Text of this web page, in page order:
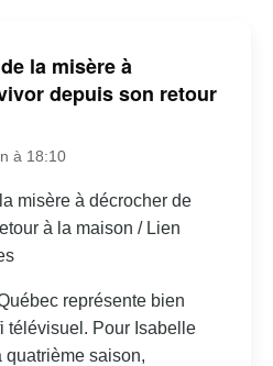
la misère à
depuis son retour
à 18:10
misère à décrocher de
à la maison / Lien
représente bien
télévisuel. Pour Isabelle
saison,